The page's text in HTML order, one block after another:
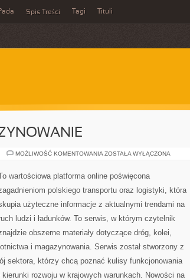
Pada Spis Treści Tagi Tituli
MOŻLIWOŚĆ KOMENTOWANIA LOGISTYKA
ZOSTAŁA WYŁĄCZONA
wartościowa platforma online poświęcona
polskiego transportu oraz logistyki, która
użyteczne informacje z aktualnymi trendami na
ludzi i ładunków. To serwis, w którym czytelnik
obszerne materiały dotyczące dróg, kolei,
lotnictwa i magazynowania. Serwis został stworzony z
sektora, którzy chcą poznać kulisy funkcjonowania
rozwoju w krajowych warunkach. Nowości na